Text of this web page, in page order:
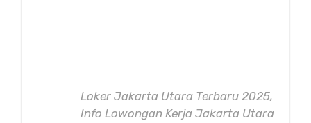
Loker Jakarta Utara Terbaru 2025,
Info Lowongan Kerja Jakarta Utara